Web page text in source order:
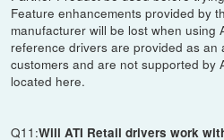
Feature enhancements provided by
manufacturer will be lost when using
reference drivers are provided as an
customers and are not supported by
located here.
Q11:Will ATI Retail drivers work